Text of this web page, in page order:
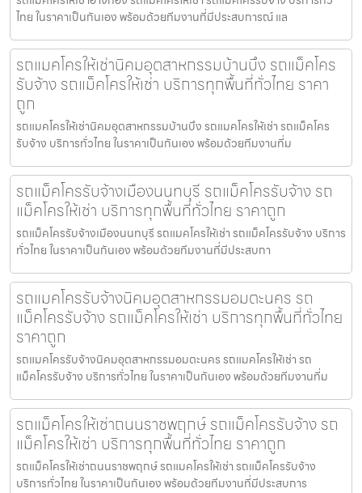
ไทย ในราคาเป็นกันเอง พร้อมด้วยทีมงานที่มีประสบการณ์ แล
รถแมคโครให้เช่านิคมอุตสาหกรรมบ้านบึง รถแม็คโคร
รับจ้าง รถแม็คโครให้เช่า บริการทุกพื้นที่ทั่วไทย ราคา
ถูก
รถแมคโครให้เช่านิคมอุตสาหกรรมบ้านบึง รถแมคโครให้เช่า รถแม็คโคร
รับจ้าง บริการทั่วไทย ในราคาเป็นกันเอง พร้อมด้วยทีมงานที่ม
รถแม็คโครรับจ้างเมืองนนทบุรี รถแม็คโครรับจ้าง รถ
แม็คโครให้เช่า บริการทุกพื้นที่ทั่วไทย ราคาถูก
รถแม็คโครรับจ้างเมืองนนทบุรี รถแมคโครให้เช่า รถแม็คโครรับจ้าง บริการ
ทั่วไทย ในราคาเป็นกันเอง พร้อมด้วยทีมงานที่มีประสบกา
รถแมคโครรับจ้างนิคมอุตสาหกรรมอมตะนคร รถ
แม็คโครรับจ้าง รถแม็คโครให้เช่า บริการทุกพื้นที่ทั่วไทย
ราคาถูก
รถแมคโครรับจ้างนิคมอุตสาหกรรมอมตะนคร รถแมคโครให้เช่า รถ
แม็คโครรับจ้าง บริการทั่วไทย ในราคาเป็นกันเอง พร้อมด้วยทีมงานที่ม
รถแม็คโครให้เช่าถนนราชพฤกษ์ รถแม็คโครรับจ้าง รถ
แม็คโครให้เช่า บริการทุกพื้นที่ทั่วไทย ราคาถูก
รถแม็คโครให้เช่าถนนราชพฤกษ์ รถแมคโครให้เช่า รถแม็คโครรับจ้าง
บริการทั่วไทย ในราคาเป็นกันเอง พร้อมด้วยทีมงานที่มีประสบการ